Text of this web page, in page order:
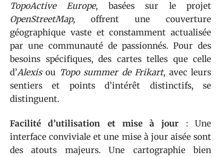
TopoActive Europe, basées sur le projet
OpenStreetMap, offrent une couverture
géographique vaste et constamment actualisée
par une communauté de passionnés. Pour des
besoins spécifiques, des cartes telles que celle
d’Alexisou Topo summer de Frikart, avec leurs
sentiers et points d’intérêt distinctifs, se
distinguent.
Facilité d’utilisation et mise à jour : Une
interface conviviale et une mise à jour aisée sont
des atouts majeurs. Une cartographie bien